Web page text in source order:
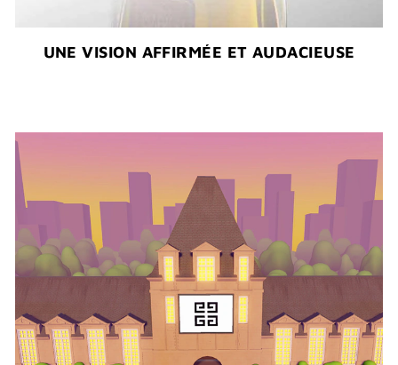
UNE VISION AFFIRMÉE ET AUDACIEUSE​